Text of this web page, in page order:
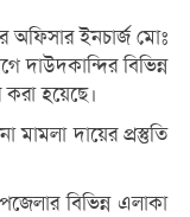
অফিসার ইনচার্জ মোঃ
বিভিন্ন
হয়েছে।
মামলা দায়ের প্রস্তুতি
বিভিন্ন এলাকা